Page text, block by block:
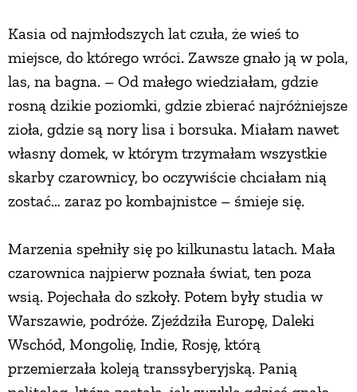
Kasia od najmłodszych lat czuła, że wieś to
miejsce, do którego wróci. Zawsze gnało ją w pola,
las, na bagna. – Od małego wiedziałam, gdzie
rosną dzikie poziomki, gdzie zbierać najróżniejsze
zioła, gdzie są nory lisa i borsuka. Miałam nawet
własny domek, w którym trzymałam wszystkie
skarby czarownicy, bo oczywiście chciałam nią
zostać… zaraz po kombajnistce – śmieje się.
Marzenia spełniły się po kilkunastu latach. Mała
czarownica najpierw poznała świat, ten poza
wsią. Pojechała do szkoły. Potem były studia w
Warszawie, podróże. Zjeździła Europę, Daleki
Wschód, Mongolię, Indie, Rosję, którą
przemierzała koleją transsyberyjską. Panią